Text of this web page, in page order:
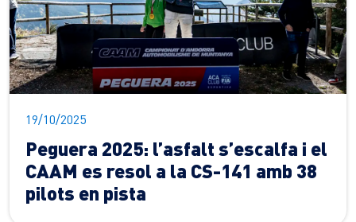
19/10/2025
Peguera 2025: l’asfalt s’escalfa i el
CAAM es resol a la CS-141 amb 38
pilots en pista